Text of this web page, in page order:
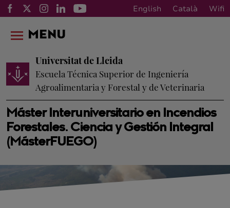
English Català Wifi
Máster Interuniversitario en Incendios
Forestales. Ciencia y Gestión Integral
(MásterFUEGO)
Universitat de Lleida
Escuela Técnica Superior de Ingeniería
Agroalimentaria y Forestal y de Veterinaria
MENU